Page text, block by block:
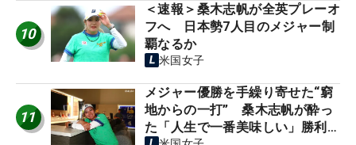
10
＜速報＞桑木志帆が全英プレーオ
フへ 日本勢7人目のメジャー制
覇なるか
米国女子
11
メジャー優勝を手繰り寄せた“窮
地からの一打” 桑木志帆が酔っ
た「人生で一番美味しい」勝利の